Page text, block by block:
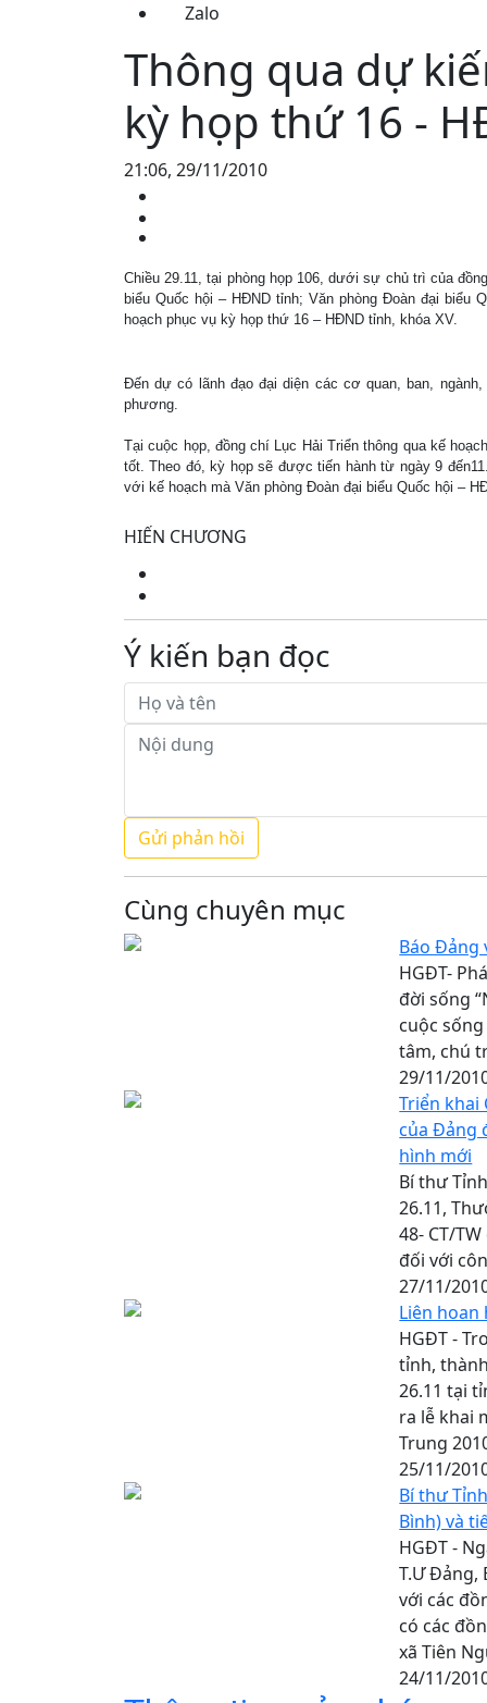
Zalo
Thông qua dự
kỳ họp thứ 16 -
21:06, 29/11/2010
Chiều 29.11, tại phòng họp 106, dưới sự chủ trì của
biểu Quốc hội – HĐND tỉnh; Văn phòng Đoàn đại biểu
hoạch phục vụ kỳ họp thứ 16 – HĐND tỉnh, khóa XV.
Đến dự có lãnh đạo đại diện các cơ quan, ban,
phương.
Tại cuộc họp, đồng chí Lục Hải Triển thông qua kế
tốt. Theo đó, kỳ họp sẽ được tiến hành từ ngày 9
với kế hoạch mà Văn phòng Đoàn đại biểu Quốc hội –
HIẾN CHƯƠNG
Ý kiến bạn đọc
Cùng chuyên mục
Báo Đảng
HGĐT-
đời sống
cuộc
tâm, chú
29/11/
Triển khai
của Đảng
hình mới
Bí thư
26.11,
48- CT/
đối với
27/11/
Liên hoan
HGĐT -
tỉnh,
26.11 tại
ra lễ khai
Trung
25/11/
Bí thư
Bình) và
HGĐT -
T.Ư Đảng,
với các
có các
xã Tiên
24/11/